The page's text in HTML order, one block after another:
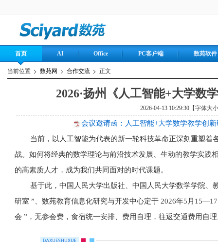
首页 AI Office PC客户端 数苑软件
当前位置 数苑网 合作交流 正文
2026·扬州《人工智能+大学数
2026-04-13 10:29:30【字体大
会议邀请函：人工智能+大学数学教学创
当前，以人工智能为代表的新一轮科技革命正深刻重塑着
战。如何将经典的数学理论与前沿技术发展、生动的教学实践
的高素质人才，成为我们共同面对的时代课题。
基于此，中国人民大学出版社、中国人民大学数学学院、
研室 ”、数苑教育信息化研究与开发中心定于 2026年5月
会 ”，无参会费，食宿统一安排、费用自理，往返交通费用自